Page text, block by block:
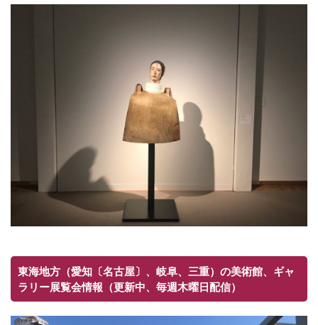
東海地方（愛知〔名古屋〕、岐阜、三重）の美術館、ギャ
ラリー展覧会情報（更新中、毎週木曜日配信）